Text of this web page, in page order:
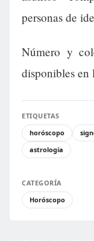
personas de
Número y
disponibles en
ETIQUETAS
horóscopo
astrología
CATEGORÍA
Horóscopo